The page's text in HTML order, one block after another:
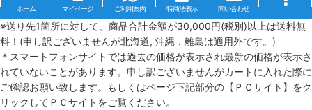
ホーム マイページ ご利用案内 特商法表示 問い合わせ
※送り先1箇所に対して、商品合計金額が30,000円(税別)以上は送料無
料！(申し訳ございませんが北海道, 沖縄，離島は適用外です。)
＊スマートフォンサイトでは過去の価格が表示され最新の価格が表示さ
れていないことがあります。申し訳ございませんがカートに入れた際に
ご確認お願い致します。もしくはページ下記部分の【ＰＣサイト】をク
リックしてＰＣサイトをご覧ください。